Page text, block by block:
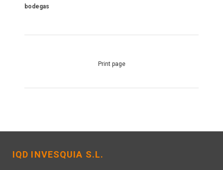
bodegas
Print page
IQD INVESQUIA S.L.